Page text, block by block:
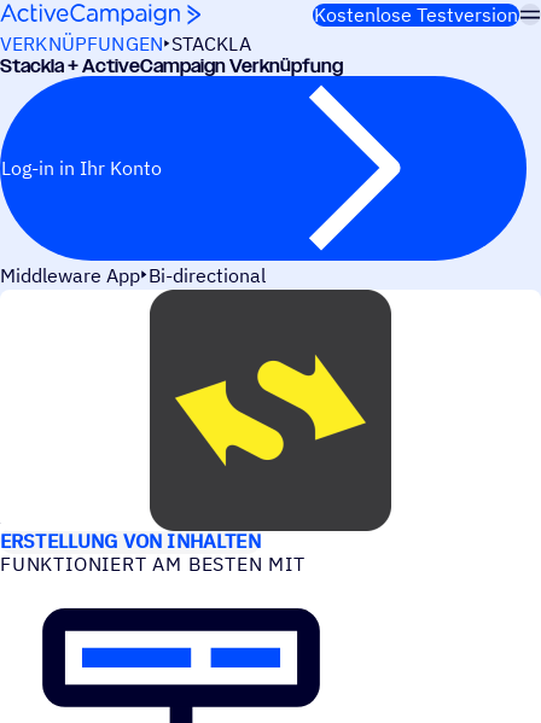
Weiter zum Inhalt
Kostenlose Testversion
VERKNÜPFUNGEN STACKLA
Stackla + ActiveCampaign Verknüpfung
Log-in in Ihr Konto
Middleware App Bi-directional
ANWEN­DUNGS­FÄLLE
ERSTELLUNG VON INHALTEN
FUNK­TIO­NIERT AM BESTEN MIT